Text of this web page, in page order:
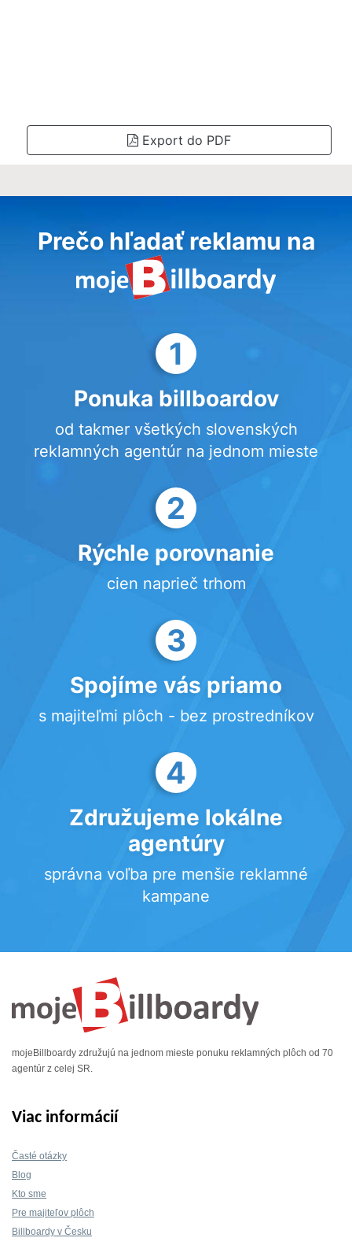
Export do PDF
Prečo hľadať reklamu na
1
Ponuka billboardov
od takmer všetkých slovenských
reklamných agentúr na jednom mieste
2
Rýchle porovnanie
cien naprieč trhom
3
Spojíme vás priamo
s majiteľmi plôch - bez prostredníkov
4
Združujeme lokálne
agentúry
správna voľba pre menšie reklamné
kampane
mojeBillboardy združujú na jednom mieste ponuku reklamných plôch od 70
agentúr z celej SR.
Viac informácií
Časté otázky
Blog
Kto sme
Pre majiteľov plôch
Billboardy v Česku